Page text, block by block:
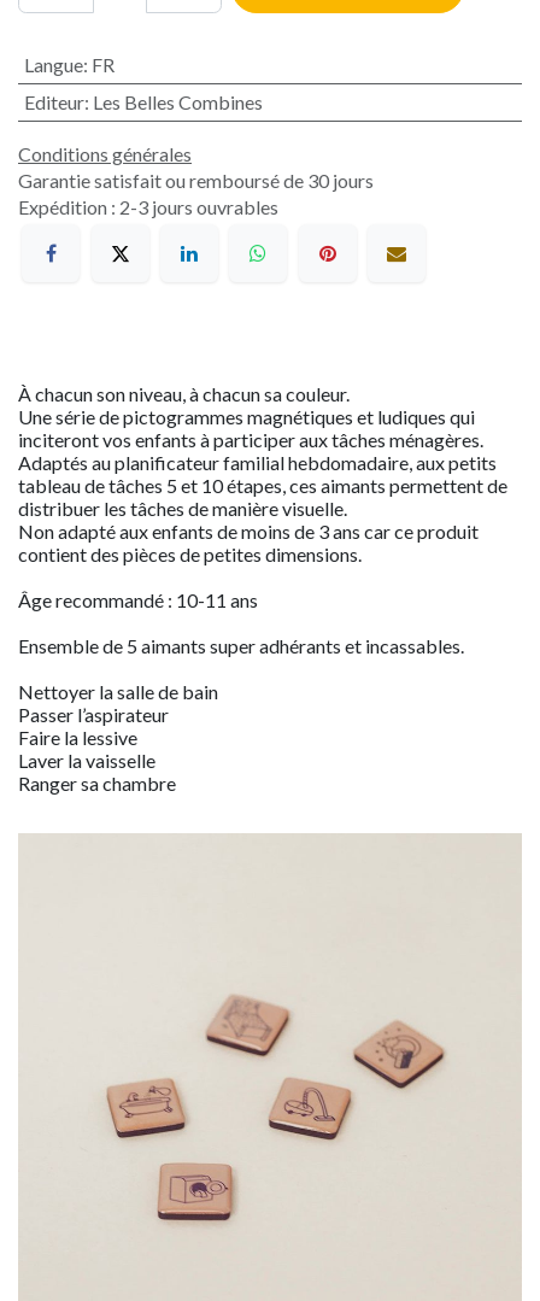
Langue: FR
Editeur: Les Belles Combines
Conditions générales
Garantie satisfait ou remboursé de 30 jours
Expédition : 2-3 jours ouvrables
À chacun son niveau, à chacun sa couleur.
Une série de pictogrammes magnétiques et ludiques qui
inciteront vos enfants à participer aux tâches ménagères.
Adaptés au planificateur familial hebdomadaire, aux petits
tableau de tâches 5 et 10 étapes, ces aimants permettent de
distribuer les tâches de manière visuelle.
Non adapté aux enfants de moins de 3 ans car ce produit
contient des pièces de petites dimensions.
Âge recommandé : 10-11 ans
Ensemble de 5 aimants super adhérants et incassables.
Nettoyer la salle de bain
Passer l’aspirateur
Faire la lessive
Laver la vaisselle
Ranger sa chambre